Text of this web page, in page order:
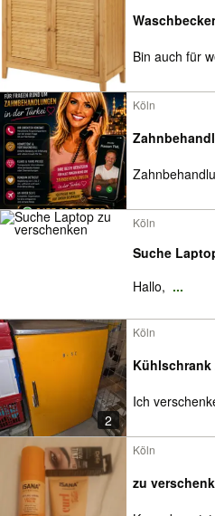
Bin auch für
Köln
Köln
Suche
Hallo, ...
2
Köln
Kühlschrank
Ich
Köln
zu